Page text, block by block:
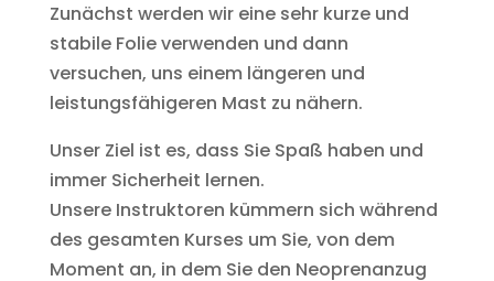
Zunächst werden wir eine sehr kurze und
stabile Folie verwenden und dann
versuchen, uns einem längeren und
leistungsfähigeren Mast zu nähern.
Unser Ziel ist es, dass Sie Spaß haben und
immer Sicherheit lernen.
Unsere Instruktoren kümmern sich während
des gesamten Kurses um Sie, von dem
Moment an, in dem Sie den Neoprenanzug